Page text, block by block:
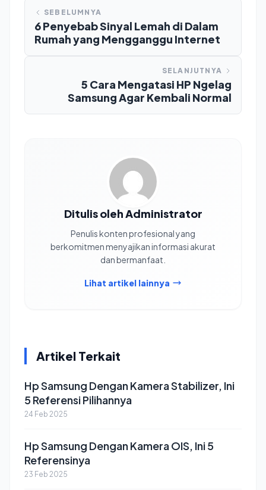
SEBELUMNYA
6 Penyebab Sinyal Lemah di Dalam
Rumah yang Mengganggu Internet
SELANJUTNYA
5 Cara Mengatasi HP Ngelag
Samsung Agar Kembali Normal
Ditulis oleh Administrator
Penulis konten profesional yang
berkomitmen menyajikan informasi akurat
dan bermanfaat.
Lihat artikel lainnya
Artikel Terkait
Hp Samsung Dengan Kamera Stabilizer, Ini
5 Referensi Pilihannya
24 Feb 2025
Hp Samsung Dengan Kamera OIS, Ini 5
Referensinya
23 Feb 2025